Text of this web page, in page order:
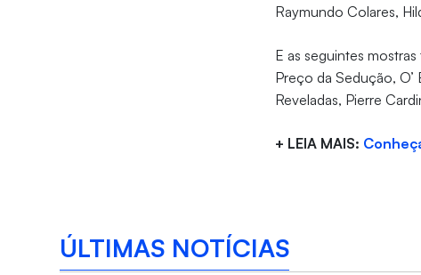
Raymundo Colares,
E as seguintes
Preço da Sedução, O’
Reveladas, Pierre
+ LEIA MAIS:
ÚLTIMAS NOTÍCIAS